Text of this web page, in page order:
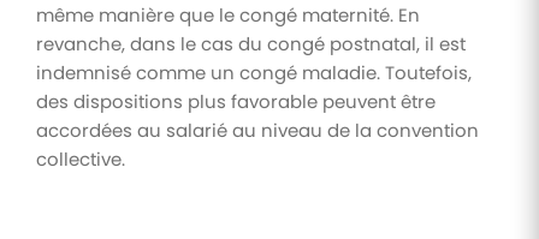
même manière que le congé maternité. En
revanche, dans le cas du congé postnatal, il est
indemnisé comme un congé maladie. Toutefois,
des dispositions plus favorable peuvent être
accordées au salarié au niveau de la convention
collective.